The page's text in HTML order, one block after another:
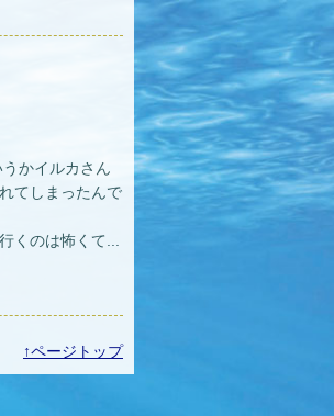
かイルカさん
てしまったんで
くのは怖くて...
↑ページトップ